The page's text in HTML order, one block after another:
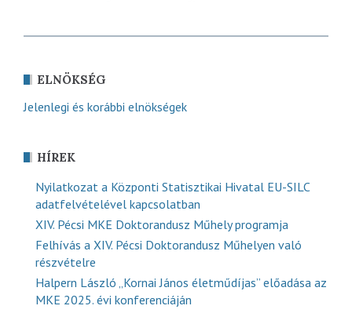
ELNÖKSÉG
Jelenlegi és korábbi elnökségek
HÍREK
Nyilatkozat a Központi Statisztikai Hivatal EU-SILC
adatfelvételével kapcsolatban
XIV. Pécsi MKE Doktorandusz Műhely programja
Felhívás a XIV. Pécsi Doktorandusz Műhelyen való
részvételre
Halpern László „Kornai János életműdíjas” előadása az
MKE 2025. évi konferenciáján